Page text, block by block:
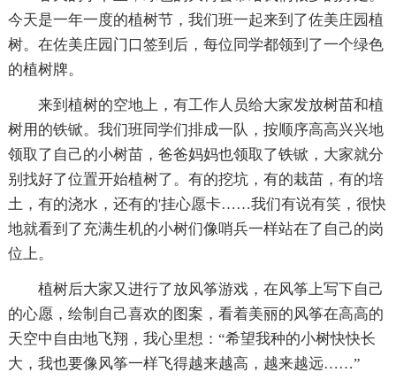
今天是一年一度的植树节，我们班一起来到了佐美庄园植
树。在佐美庄园门口签到后，每位同学都领到了一个绿色
的植树牌。
来到植树的空地上，有工作人员给大家发放树苗和植
树用的铁锨。我们班同学们排成一队，按顺序高高兴兴地
领取了自己的小树苗，爸爸妈妈也领取了铁锨，大家就分
别找好了位置开始植树了。有的挖坑，有的栽苗，有的培
土，有的浇水，还有的'挂心愿卡……我们有说有笑，很快
地就看到了充满生机的小树们像哨兵一样站在了自己的岗
位上。
植树后大家又进行了放风筝游戏，在风筝上写下自己
的心愿，绘制自己喜欢的图案，看着美丽的风筝在高高的
天空中自由地飞翔，我心里想：“希望我种的小树快快长
大，我也要像风筝一样飞得越来越高，越来越远……”